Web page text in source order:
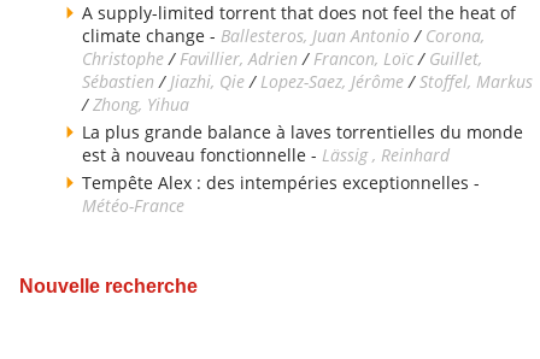
A supply-limited torrent that does not feel the heat of
climate change - Ballesteros, Juan Antonio / Corona,
Christophe/ Favillier, Adrien / Francon, Loïc/ Guillet,
Sébastien / Jiazhi, Qie/ Lopez-Saez, Jérôme/Stoffel, Markus
/Zhong, Yihua
La plus grande balance à laves torrentielles du monde
est à nouveau fonctionnelle - Lässig , Reinhard
Tempête Alex : des intempéries exceptionnelles -
Météo-France
Nouvelle recherche